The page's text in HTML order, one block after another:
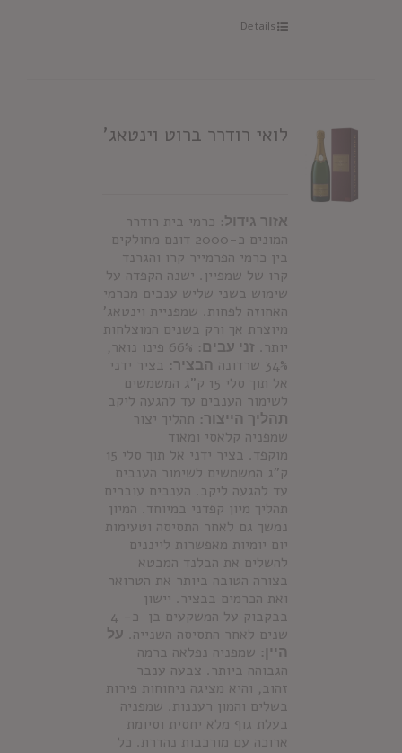
Details
לואי רודרר ברוט וינטאג'
אזור גידול: כרמי בית רודרר
המונים כ-2000 דונם מחולקים
בין כרמי הפרמייר קרו והגרנד
קרו של שמפיין. ישנה הקפדה על
שימוש בשני שליש ענבים מכרמי
האחוזה לפחות. שמפניית וינטאג'
מיוצרת אך ורק בשנים המוצלחות
יותר. זני עבים
: 66% פינו נואר,
34% שרדונה
הבציר: בציר ידני
אל תוך סלי 15 ק"ג המשמשים
לשימור הענבים עד להגעה ליקב
תהליך הייצור: תהליך יצור
שמפניה קלאסי ומאוד
מוקפד. בציר ידני אל תוך סלי 15
ק"ג המשמשים לשימור הענבים
עד להגעה ליקב. הענבים עוברים
תהליך מיון קפדני במיוחד. המיון
נמשך גם לאחר התסיסה וטעימות
יום יומיות מאפשרות לייננים
להשלים את הבלנד המבטא
בצורה הטובה ביותר את הטרואר
ואת הכרמים בבציר. יישון
בבקבוק על המשקעים בן כ- 4
שנים לאחר התסיסה השנייה. על
היין: שמפניה נפלאה ברמה
הגבוהה ביותר. צבעה ענבר
זהוב, והיא מציגה ניחוחות פירות
בשלים והמון רעננות. שמפניה
בעלת גוף מלא יחסית וסיומת
ארוכה עם מורכבות נהדרת. כל